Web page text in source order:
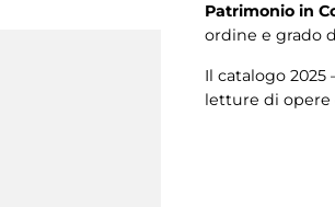
Patrimonio in
ordine e grado
Il catalogo
letture di opere